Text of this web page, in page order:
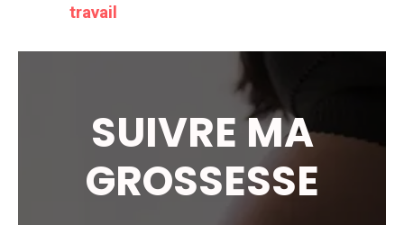
travail
SUIVRE MA
GROSSESSE